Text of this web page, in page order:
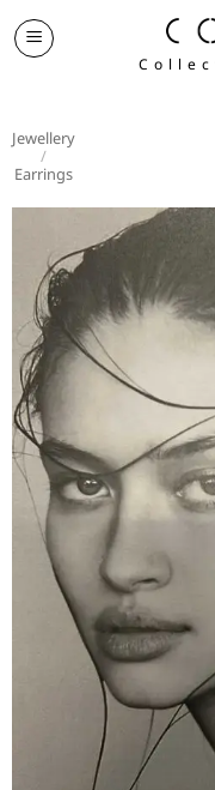
Skip
to
Jewellery
/
Earrings